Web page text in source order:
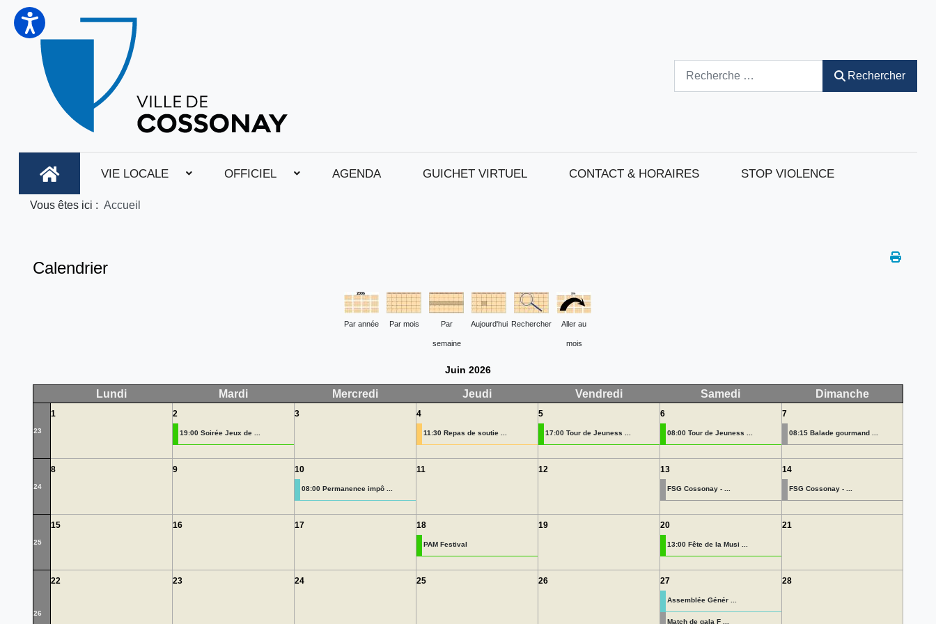
Rechercher
VIE LOCALE OFFICIEL AGENDA GUICHET VIRTUEL CONTACT & HORAIRES STOP VIOLENCE
Vous êtes ici : Accueil
Calendrier
Par année Par mois Par
semaine
Aujourd'hui Rechercher Aller au
mois
Juin 2026
Lundi Mardi Mercredi Jeudi Vendredi Samedi Dimanche
23
1 2
19:00 Soirée Jeux de ...
3 4
11:30 Repas de soutie ...
5
17:00 Tour de Jeuness ...
6
08:00 Tour de Jeuness ...
7
08:15 Balade gourmand ...
24
8 9 10
08:00 Permanence impô ...
11 12 13
FSG Cossonay - ...
14
FSG Cossonay - ...
25
15 16 17 18
PAM Festival
19 20
13:00 Fête de la Musi ...
21
26
22 23 24 25 26 27
Assemblée Génér ...
Match de gala F ...
28